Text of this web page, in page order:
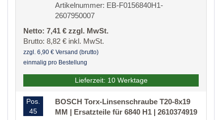
Artikelnummer: EB-F0156840H1-
2607950007
Netto: 7,41 € zzgl. MwSt.
Brutto: 8,82 € inkl. MwSt.
zzgl. 6,90 € Versand (brutto)
einmalig pro Bestellung
Lieferzeit: 10 Werktage
Pos.
45
BOSCH Torx-Linsenschraube T20-8x19
MM | Ersatzteile für 6840 H1 | 2610374919